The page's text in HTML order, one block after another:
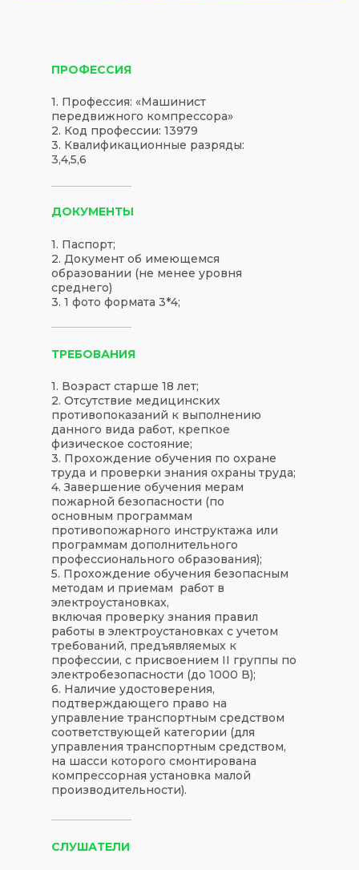
ПРОФЕССИЯ
ДОКУМЕНТЫ
СЛУШАТЕЛИ
ТРЕБОВАНИЯ
1. Профессия: «Машинист
передвижного компрессора»
2. Код профессии: 13979
3. Квалификационные разряды:
3,4,5,6
1. Паспорт;
2. Документ об имеющемся
образовании (не менее уровня
среднего)
3. 1 фото формата 3*4;
1. Возраст старше 18 лет;
2. Отсутствие медицинских
противопоказаний к выполнению
данного вида работ, крепкое
физическое состояние;
3. Прохождение обучения по охране
труда и проверки знания охраны труда;
4. Завершение обучения мерам
пожарной безопасности (по
основным программам
противопожарного инструктажа или
программам дополнительного
профессионального образования);
5. Прохождение обучения безопасным
методам и приемам работ в
электроустановках,
включая проверку знания правил
работы в электроустановках с учетом
требований, предъявляемых к
профессии, с присвоением II группы по
электробезопасности (до 1000 В);
6. Наличие удостоверения,
подтверждающего право на
управление транспортным средством
соответствующей категории (для
управления транспортным средством,
на шасси которого смонтирована
компрессорная установка малой
производительности).